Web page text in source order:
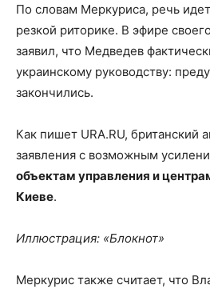
По словам Меркуриса, речь
резкой риторике. В эфире
заявил, что Медведев
украинскому руководству:
закончились.
Как пишет URA.RU, британский
заявления с возможным
объектам управления и
Киеве.
Иллюстрация: «Блокнот»
Меркурис также считает, что